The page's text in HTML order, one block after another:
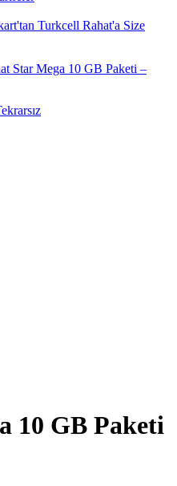
Turkcell Rahat'a Size
Star Mega 10 GB Paketi –
10 GB Paketi